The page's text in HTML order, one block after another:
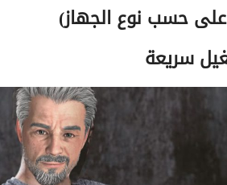
حسب نوع الجهاز)
سريعة